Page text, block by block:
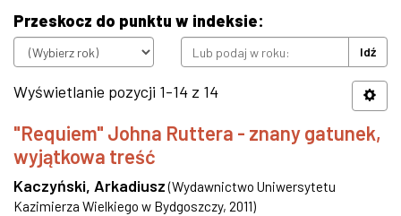
Przeskocz do punktu w indeksie:
Idź
Wyświetlanie pozycji 1-14 z 14
"Requiem" Johna Ruttera - znany gatunek,
wyjątkowa treść
Kaczyński, Arkadiusz (Wydawnictwo Uniwersytetu
Kazimierza Wielkiego w Bydgoszczy, 2011)